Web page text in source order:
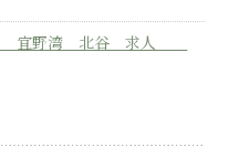
覇 宜野湾 北谷 求人